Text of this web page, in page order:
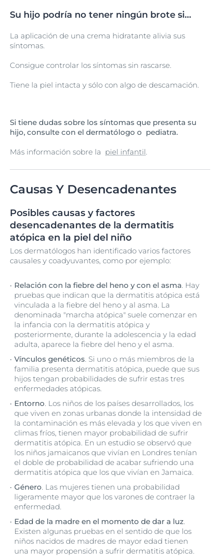
Su hijo podría no tener ningún brote si…
La aplicación de una crema hidratante alivia sus
síntomas.
Consigue controlar los síntomas sin rascarse.
Tiene la piel intacta y sólo con algo de descamación.
Si tiene dudas sobre los síntomas que presenta su
hijo, consulte con el dermatólogo o pediatra.
Más información sobre la piel infantil.
Causas Y Desencadenantes
Posibles causas y factores
desencadenantes de la dermatitis
atópica en la piel del niño
Los dermatólogos han identificado varios factores
causales y coadyuvantes, como por ejemplo:
Relación con la fiebre del heno y con el asma. Hay
pruebas que indican que la dermatitis atópica está
vinculada a la fiebre del heno y al asma. La
denominada "marcha atópica" suele comenzar en
la infancia con la dermatitis atópica y
posteriormente, durante la adolescencia y la edad
adulta, aparece la fiebre del heno y el asma.
Vínculos genéticos. Si uno o más miembros de la
familia presenta dermatitis atópica, puede que sus
hijos tengan probabilidades de sufrir estas tres
enfermedades atópicas.
Entorno. Los niños de los países desarrollados, los
que viven en zonas urbanas donde la intensidad de
la contaminación es más elevada y los que viven en
climas fríos, tienen mayor probabilidad de sufrir
dermatitis atópica. En un estudio se observó que
los niños jamaicanos que vivían en Londres tenían
el doble de probabilidad de acabar sufriendo una
dermatitis atópica que los que vivían en Jamaica.
Género. Las mujeres tienen una probabilidad
ligeramente mayor que los varones de contraer la
enfermedad.
Edad de la madre en el momento de dar a luz.
Existen algunas pruebas en el sentido de que los
niños nacidos de madres de mayor edad tienen
una mayor propensión a sufrir dermatitis atópica.